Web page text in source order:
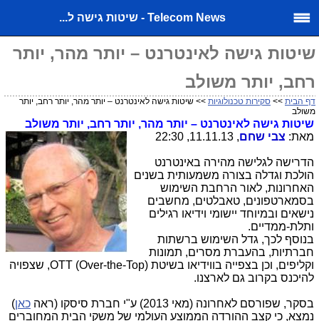
Telecom News - שיטות גישה ל...
שיטות גישה לאינטרנט – יותר מהר, יותר
רחב, יותר משולב
דף הבית >> סקירות טכנולוגיות >> שיטות גישה לאינטרנט – יותר מהר, יותר רחב, יותר
משולב
שיטות גישה לאינטרנט – יותר מהר, יותר רחב, יותר משולב
מאת: צבי שחם, 11.11.13, 22:30
הדרישה לגלישה מהירה באינטרנט
הולכת וגדלה בצורה משמעותית בשנים
האחרונות, לאור הרחבת השימוש
בסמארטפונים, טאבלטים, מחשבים
נישאים ובמיוחד יישומי וידיאו רגילים
ותלת-ממדיים.
בנוסף לכך, גדל השימוש ברשתות
חברתיות, בהעברת מסרים, תמונות
וקליפים, וכן בצפייה בווידיאו בשיטת OTT (Over-the-Top), שצפויה
להיכנס בקרוב גם לארצנו.
בסקר, שפורסם לאחרונה (מאי 2013) ע"י חברת סיסקו (ראה כאן)
נמצא, כי קצב ההורדה הממוצע העולמי של משקי הבית המחוברים